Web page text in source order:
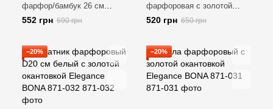
фарфор/бамбук 26 см
BONA 938-024
552 грн 690 грн
фарфоровая с золотой
окантовкой Elegance BONA
871-034
520 грн 650 грн
−20% −20%